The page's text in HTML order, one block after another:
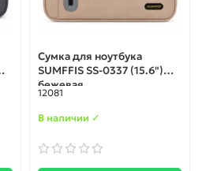
Сумка для ноутбука
SUMFFIS SS-0337 (15.6")
бежевая
12081
В наличии ✓